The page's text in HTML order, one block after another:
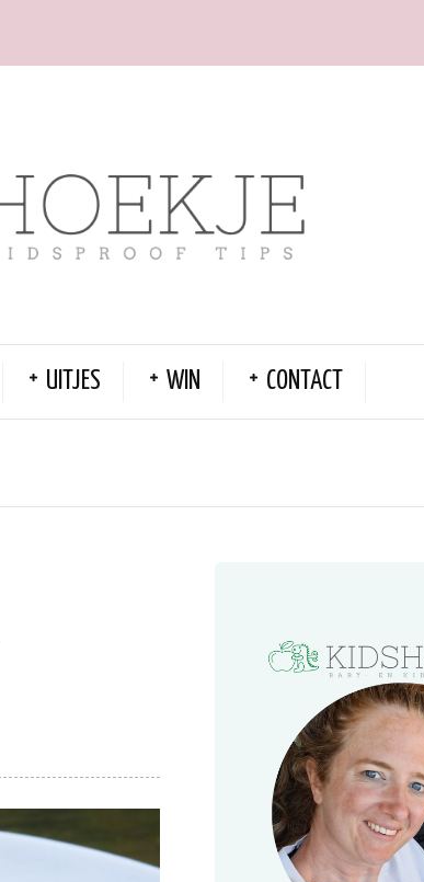
UITJES WIN CONTACT